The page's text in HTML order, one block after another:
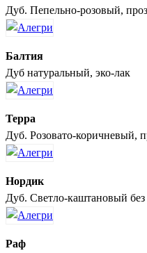
Дуб. Пепельно-розовый,
Балтия
Дуб натуральный, эко-лак
Терра
Дуб. Розовато-коричневый,
Нордик
Дуб. Светло-каштановый без
Раф